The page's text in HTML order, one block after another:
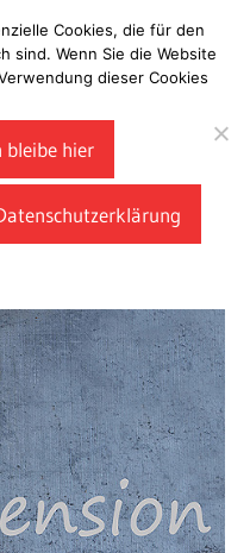
Cookies, die für den
sind. Wenn Sie die Website
dieser Cookies
bleibe hier